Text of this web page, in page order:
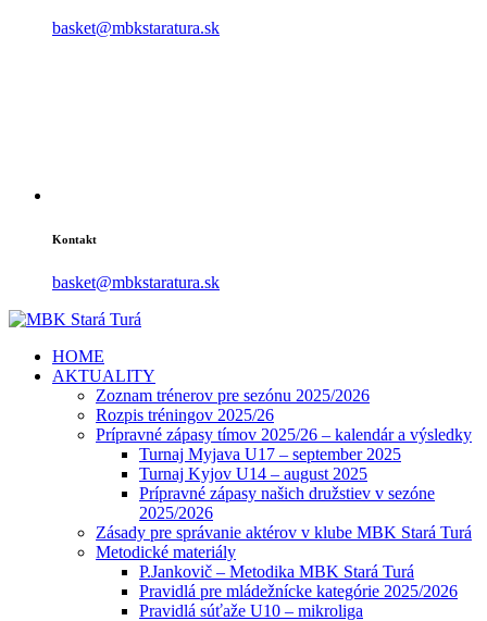
basket@mbkstaratura.sk
Kontakt
basket@mbkstaratura.sk
HOME
AKTUALITY
Zoznam trénerov pre sezónu 2025/2026
Rozpis tréningov 2025/26
Prípravné zápasy tímov 2025/26 – kalendár a výsledky
Turnaj Myjava U17 – september 2025
Turnaj Kyjov U14 – august 2025
Prípravné zápasy našich družstiev v sezóne
2025/2026
Zásady pre správanie aktérov v klube MBK Stará Turá
Metodické materiály
P.Jankovič – Metodika MBK Stará Turá
Pravidlá pre mládežnícke kategórie 2025/2026
Pravidlá súťaže U10 – mikroliga